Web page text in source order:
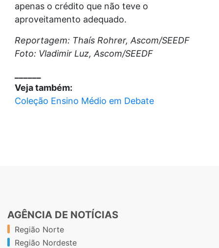
apenas o crédito que não teve o
aproveitamento adequado.
Reportagem: Thaís Rohrer, Ascom/SEEDF
Foto: Vladimir Luz, Ascom/SEEDF
Veja também:
Coleção Ensino Médio em Debate
AGÊNCIA DE NOTÍCIAS
Região Norte
Região Nordeste